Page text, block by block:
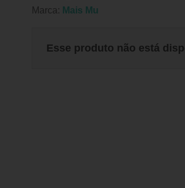
Marca: Mais Mu
Esse produto não está